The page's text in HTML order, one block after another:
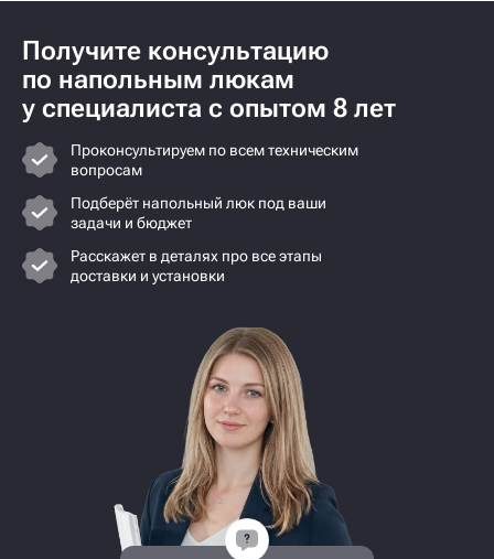
Получите консультацию
по напольным люкам
у специалиста с опытом 8 лет
Проконсультируем по всем техническим
вопросам
Подберёт напольный люк под ваши
задачи и бюджет
Расскажет в деталях про все этапы
доставки и установки